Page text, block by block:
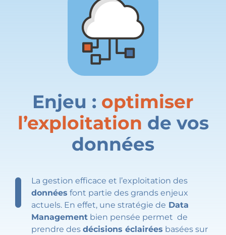
Enjeu : optimiser
l’exploitation de vos
données
La gestion efficace et l’exploitation des
données font partie des grands enjeux
actuels. En effet, une stratégie de Data
Management bien pensée permet de
prendre des décisions éclairées basées sur